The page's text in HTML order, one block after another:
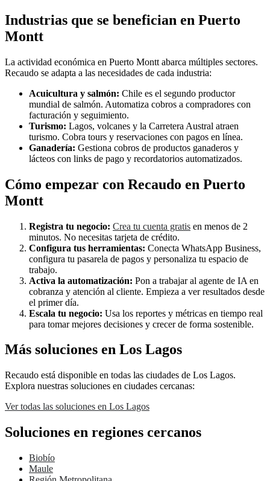
Industrias que se benefician en Puerto
Montt
La actividad económica en Puerto Montt abarca múltiples sectores.
Recaudo se adapta a las necesidades de cada industria:
Acuicultura y salmón: Chile es el segundo productor
mundial de salmón. Automatiza cobros a compradores con
facturación y seguimiento.
Turismo: Lagos, volcanes y la Carretera Austral atraen
turismo. Cobra tours y reservaciones con pagos en línea.
Ganadería: Gestiona cobros de productos ganaderos y
lácteos con links de pago y recordatorios automatizados.
Cómo empezar con Recaudo en Puerto
Montt
Registra tu negocio: Crea tu cuenta gratis en menos de 2
minutos. No necesitas tarjeta de crédito.
Configura tus herramientas: Conecta WhatsApp Business,
configura tu pasarela de pagos y personaliza tu espacio de
trabajo.
Activa la automatización: Pon a trabajar al agente de IA en
cobranza y atención al cliente. Empieza a ver resultados desde
el primer día.
Escala tu negocio: Usa los reportes y métricas en tiempo real
para tomar mejores decisiones y crecer de forma sostenible.
Más soluciones en Los Lagos
Recaudo está disponible en todas las ciudades de Los Lagos.
Explora nuestras soluciones en ciudades cercanas:
Ver todas las soluciones en Los Lagos
Soluciones en regiones cercanos
Biobío
Maule